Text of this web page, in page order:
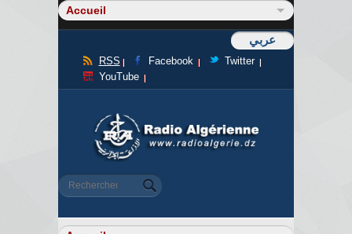
عربي
RSS Facebook
Twitter
YouTube
Formulaire de recherche
Rechercher